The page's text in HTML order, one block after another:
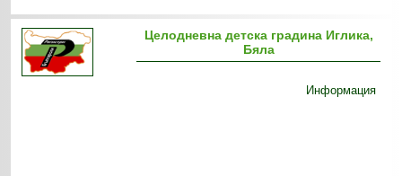
Целодневна детска градина Иглика,
Бяла
Информация